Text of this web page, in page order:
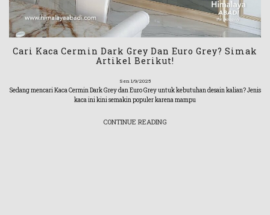
Cari Kaca Cermin Dark Grey Dan Euro Grey? Simak
Artikel Berikut!
Sen 1/9/2025
Sedang mencari Kaca Cermin Dark Grey dan Euro Grey untuk kebutuhan desain kalian? Jenis
kaca ini kini semakin populer karena mampu
CONTINUE READING